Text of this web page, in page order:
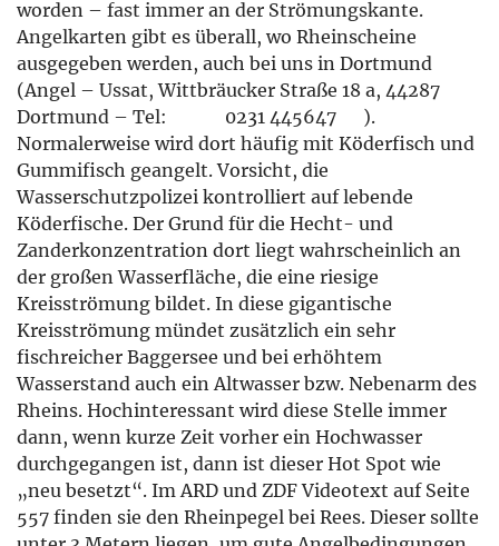
worden – fast immer an der Strömungskante.
Angelkarten gibt es überall, wo Rheinscheine
ausgegeben werden, auch bei uns in Dortmund
(Angel – Ussat, Wittbräucker Straße 18 a, 44287
Dortmund – Tel: 0231 445647 ).
Normalerweise wird dort häufig mit Köderfisch und
Gummifisch geangelt. Vorsicht, die
Wasserschutzpolizei kontrolliert auf lebende
Köderfische. Der Grund für die Hecht- und
Zanderkonzentration dort liegt wahrscheinlich an
der großen Wasserfläche, die eine riesige
Kreisströmung bildet. In diese gigantische
Kreisströmung mündet zusätzlich ein sehr
fischreicher Baggersee und bei erhöhtem
Wasserstand auch ein Altwasser bzw. Nebenarm des
Rheins. Hochinteressant wird diese Stelle immer
dann, wenn kurze Zeit vorher ein Hochwasser
durchgegangen ist, dann ist dieser Hot Spot wie
„neu besetzt“. Im ARD und ZDF Videotext auf Seite
557 finden sie den Rheinpegel bei Rees. Dieser sollte